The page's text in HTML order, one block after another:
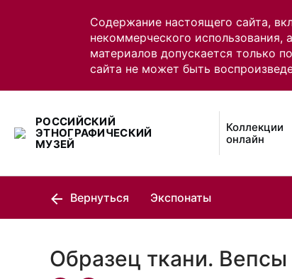
Содержание настоящего сайта,
некоммерческого использования,
материалов допускается только
сайта не может быть
РОССИЙСКИЙ
ЭТНОГРАФИЧЕСКИЙ
МУЗЕЙ
Коллекции
онлайн
Вернуться Экспонаты
Образец ткани. Вепсы